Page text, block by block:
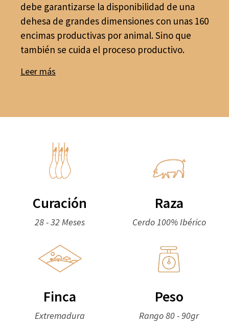
debe garantizarse la disponibilidad de una
dehesa de grandes dimensiones con unas 160
encimas productivas por animal. Sino que
también se cuida el proceso productivo.
Leer más
Curación
28 - 32 Meses
Raza
Cerdo 100% Ibérico
Finca
Extremadura
Peso
Rango 80 - 90gr